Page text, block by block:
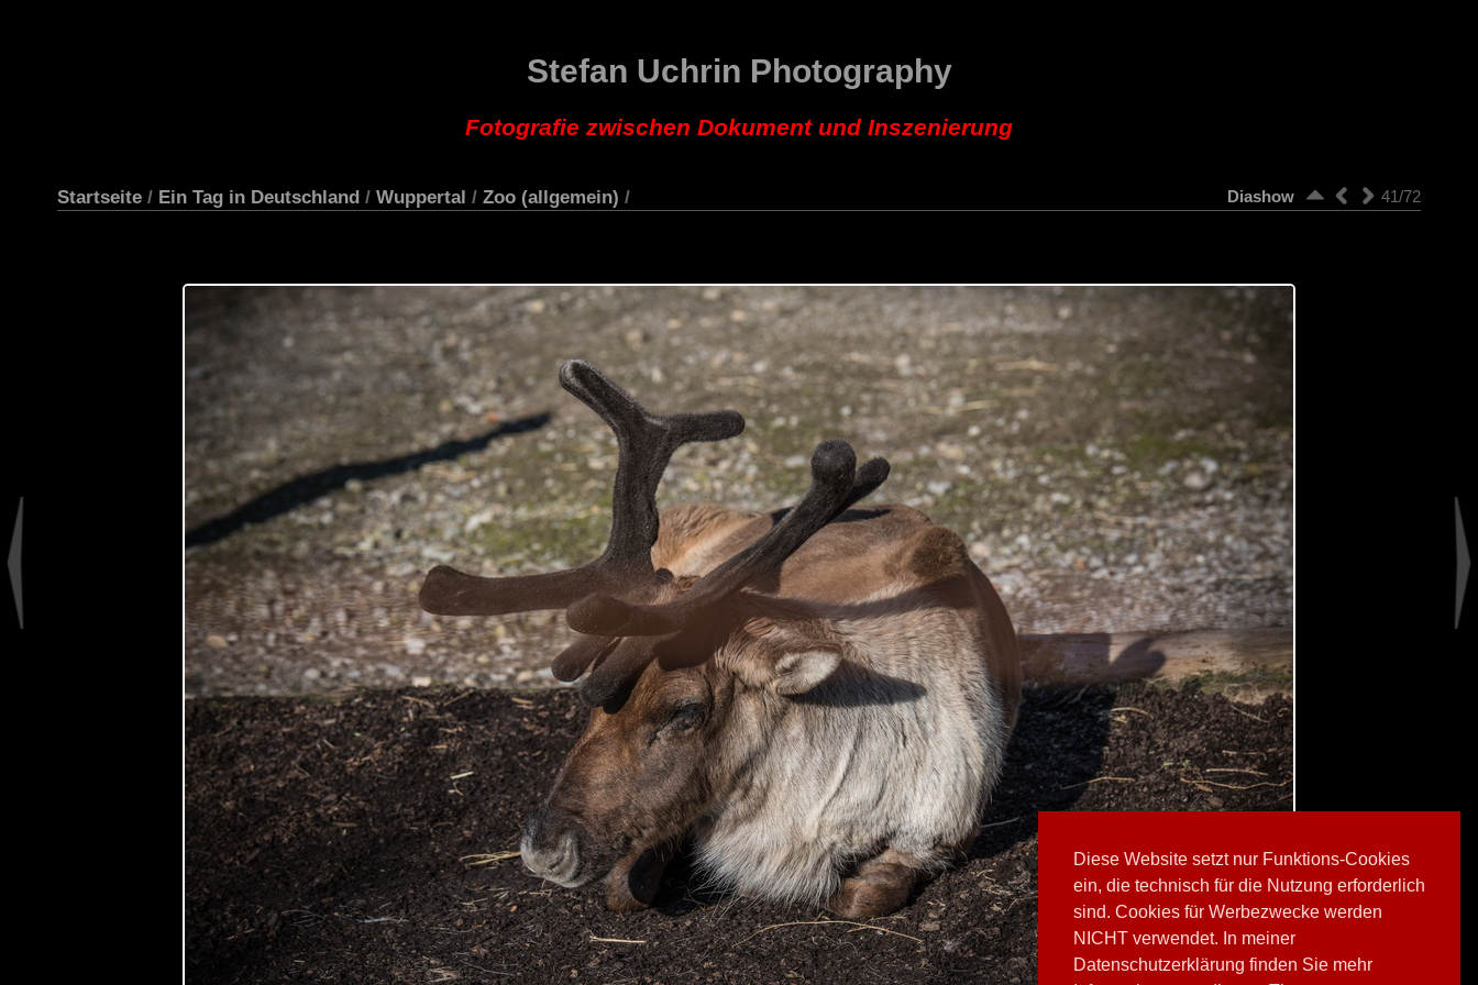
Diese Website setzt nur Funktions-Cookies
ein, die technisch für die Nutzung erforderlich
sind. Cookies für Werbezwecke werden
NICHT verwendet. In meiner
Datenschutzerklärung finden Sie mehr
Stefan Uchrin Photography
Fotografie zwischen Dokument und Inszenierung
Startseite / Ein Tag in Deutschland / Wuppertal / Zoo (allgemein) / 41/72
Diashow